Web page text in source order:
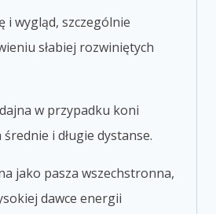
i wygląd, szczególnie
słabiej rozwiniętych
w przypadku koni
i długie dystanse.
jako pasza wszechstronna,
dawce energii